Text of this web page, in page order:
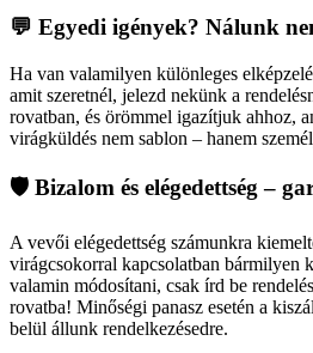
💬 Egyedi igények? Nálunk
Ha van valamilyen különleges
amit szeretnél, jelezd nekünk a
rovatban, és örömmel igazítjuk ahhoz,
virágküldés nem sablon – hanem
🛡️ Bizalom és elégedettség –
A vevői elégedettség számunkra
virágcsokorral kapcsolatban bármilyen
valamin módosítani, csak írd be
rovatba! Minőségi panasz esetén a
belül állunk rendelkezésedre.